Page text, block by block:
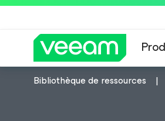
Bibliothèque de ressources